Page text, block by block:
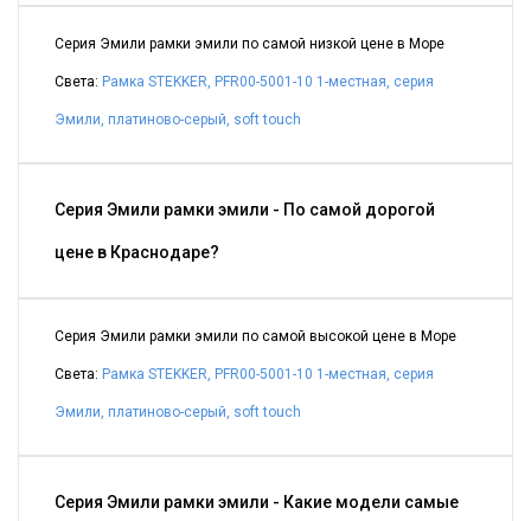
Серия Эмили рамки эмили по самой низкой цене в Море
Света: Рамка STEKKER, PFR00-5001-10 1-местная, серия
Эмили, платиново-серый, soft touch
Серия Эмили рамки эмили - По самой дорогой
цене в Краснодаре?
Серия Эмили рамки эмили по самой высокой цене в Море
Света: Рамка STEKKER, PFR00-5001-10 1-местная, серия
Эмили, платиново-серый, soft touch
Серия Эмили рамки эмили - Какие модели самые